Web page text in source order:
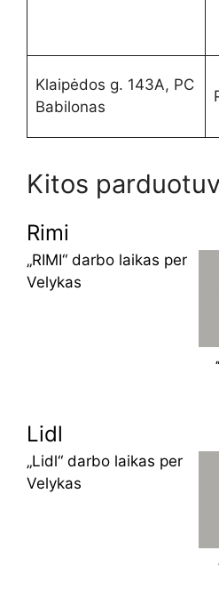
Klaipėdos g. 143A, PC
Babilonas
Kitos
Rimi
„RIMI“ darbo laikas per
Velykas
Lidl
„Lidl“ darbo laikas per
Velykas